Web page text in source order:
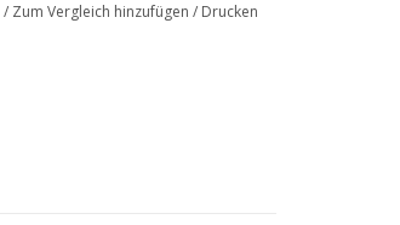
/ Zum Vergleich hinzufügen / Drucken